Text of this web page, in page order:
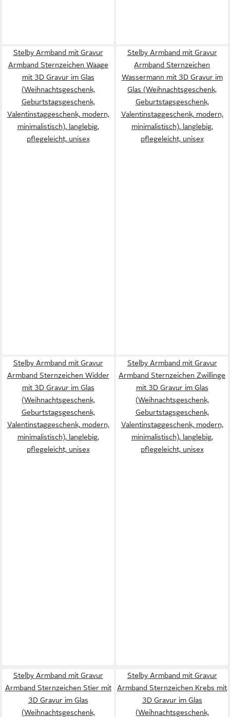
Stelby Armband mit Gravur
Armband Sternzeichen Waage
mit 3D Gravur im Glas
(Weihnachtsgeschenk,
Geburtstagsgeschenk,
Valentinstaggeschenk, modern,
minimalistisch), langlebig,
pflegeleicht, unisex
Stelby Armband mit Gravur
Armband Sternzeichen
Wassermann mit 3D Gravur im
Glas (Weihnachtsgeschenk,
Geburtstagsgeschenk,
Valentinstaggeschenk, modern,
minimalistisch), langlebig,
pflegeleicht, unisex
Stelby Armband mit Gravur
Armband Sternzeichen Widder
mit 3D Gravur im Glas
(Weihnachtsgeschenk,
Geburtstagsgeschenk,
Valentinstaggeschenk, modern,
minimalistisch), langlebig,
pflegeleicht, unisex
Stelby Armband mit Gravur
Armband Sternzeichen Zwillinge
mit 3D Gravur im Glas
(Weihnachtsgeschenk,
Geburtstagsgeschenk,
Valentinstaggeschenk, modern,
minimalistisch), langlebig,
pflegeleicht, unisex
Stelby Armband mit Gravur
Armband Sternzeichen Stier mit
3D Gravur im Glas
(Weihnachtsgeschenk,
Stelby Armband mit Gravur
Armband Sternzeichen Krebs mit
3D Gravur im Glas
(Weihnachtsgeschenk,